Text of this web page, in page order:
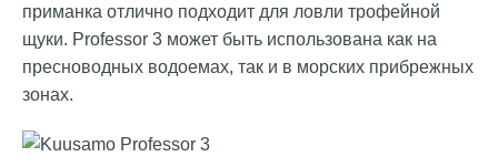
приманка отлично подходит для ловли трофейной
щуки. Professor 3 может быть использована как на
пресноводных водоемах, так и в морских прибрежных
зонах.